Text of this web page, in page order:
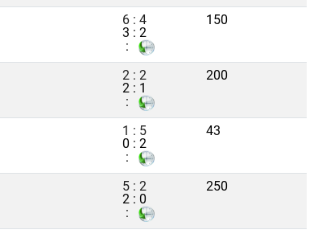
6 : 4
3 : 2
:
150
2 : 2
2 : 1
:
200
1 : 5
0 : 2
:
43
5 : 2
2 : 0
:
250